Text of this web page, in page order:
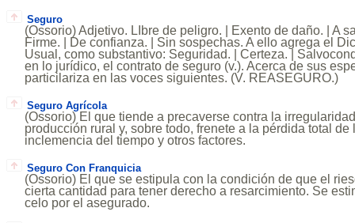
Seguro
(Ossorio) Adjetivo. LIbre de peligro. | Exento de daño. | A
Firme. | De confianza. | Sin sospechas. A ello agrega el
Usual, como substantivo: Seguridad. | Certeza. |
en lo jurídico, el contrato de seguro (v.). Acerca de sus
particilariza en las voces siguientes. (V. REASEGURO.)
Seguro Agrícola
(Ossorio) El que tiende a precaverse contra la
producción rural y, sobre todo, frenete a la pérdida total de
inclemencia del tiempo y otros factores.
Seguro Con Franquicia
(Ossorio) El que se estipula con la condición de que el
cierta cantidad para tener derecho a resarcimiento. Se
celo por el asegurado.